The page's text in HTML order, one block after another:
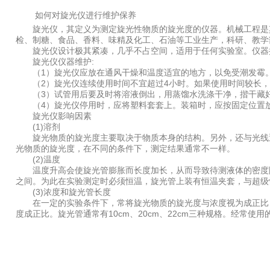
如何对旋光仪进行维护保养
旋光仪，其定义为测定旋光性物质的旋光度的仪器。机械工程是
检、制糖、食品、香料、味精及化工、石油等工业生产，科研、教
旋光仪设计极其紧凑，几乎不占空间，适用于任何实验室。仪
旋光仪仪器维护:
（1）旋光仪应放在通风干燥和温度适宜的地方，以免受潮发霉
（2）旋光仪连续使用时间不宜超过4小时。如果使用时间较长，
（3）试管用后要及时将溶液倒出，用蒸馏水洗涤干净，揩干藏
（4）旋光仪停用时，应将塑料套套上。装箱时，应按固定位置
旋光仪影响因素
(1)溶剂
旋光物质的旋光度主要取决于物质本身的结构。另外，还与光线
光物质的旋光度，在不同的条件下，测定结果通常不一样。
(2)温度
温度升高会使旋光管膨胀而长度加长，从而导致待测液体的密度
之间。为此在实验测定时必须恒温，旋光管上装有恒温夹套，与超
(3)浓度和旋光管长度
在一定的实验条件下，常将旋光物质的旋光度与浓度视为成正比
度成正比。旋光管通常有10cm、20cm、22cm三种规格。经常使